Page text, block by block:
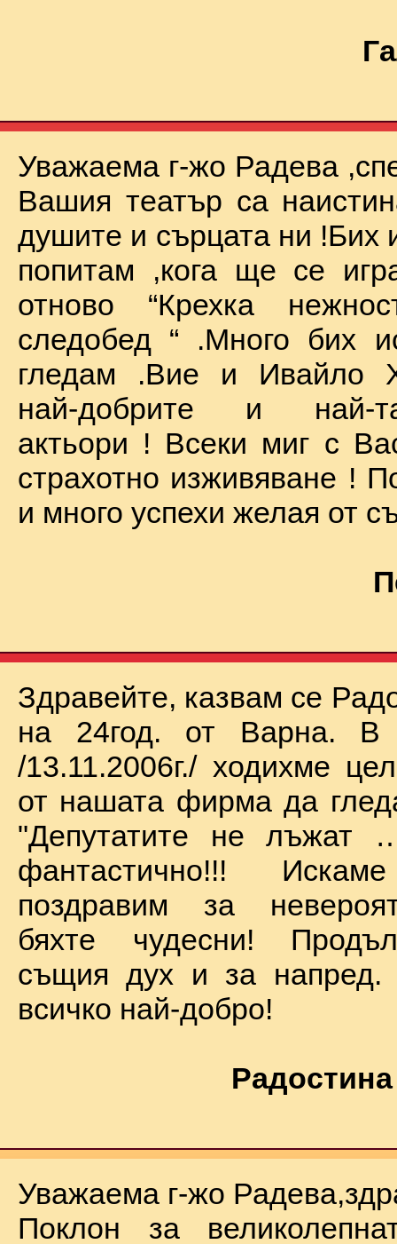
Уважаема г-жо Радева
Вашия театър са
душите и сърцата ни !Бих
попитам ,кога ще се
отново “Крехка
следобед “ .Много бих
гледам .Вие и Ивайло
най-добрите и най-
актьори ! Всеки миг с
страхотно изживяване !
и много успехи желая от
Здравейте, казвам се
на 24год. от Варна. В
/13.11.2006г./ ходихме
от нашата фирма да
"Депутатите не
фантастично!!!
поздравим за
бяхте чудесни!
същия дух и за
всичко най-добро!
Уважаема г-жо
Поклон за